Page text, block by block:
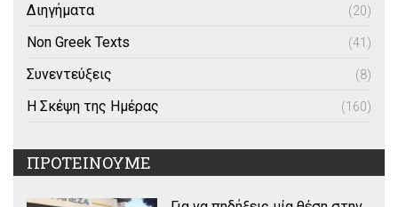
Διηγήματα (20)
Non Greek Texts (41)
Συνεντεύξεις (8)
Η Σκέψη της Ημέρας (160)
ΠΡΟΤΕΙΝΟΥΜΕ